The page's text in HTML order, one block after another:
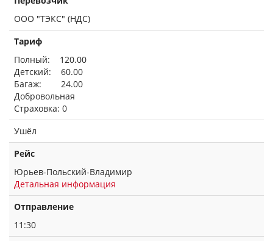
ООО "ТЭКС" (НДС)
Тариф
Полный: 120.00
Детский: 60.00
Багаж: 24.00
Добровольная
Страховка: 0
Ушёл
Рейс
Юрьев-Польский-Владимир
Детальная информация
Отправление
11:30